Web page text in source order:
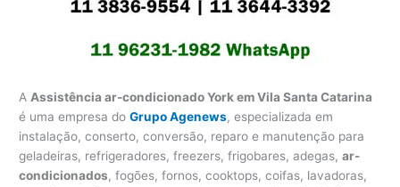
A Assistência ar-condicionado York em Vila Santa Catarina
é uma empresa doGrupo Agenews, especializada em
instalação, conserto, conversão, reparo e manutenção para
geladeiras, refrigeradores, freezers, frigobares, adegas,ar-
condicionados, fogões, fornos, cooktops, coifas, lavadoras,